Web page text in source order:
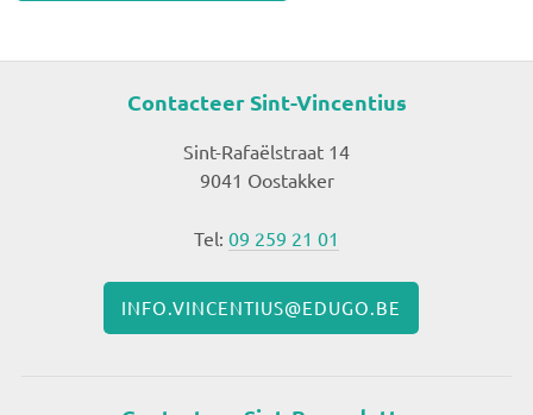
Contacteer Sint-Vincentius
Sint-Rafaëlstraat 14
9041 Oostakker
Tel: 09 259 21 01
INFO.VINCENTIUS@EDUGO.BE